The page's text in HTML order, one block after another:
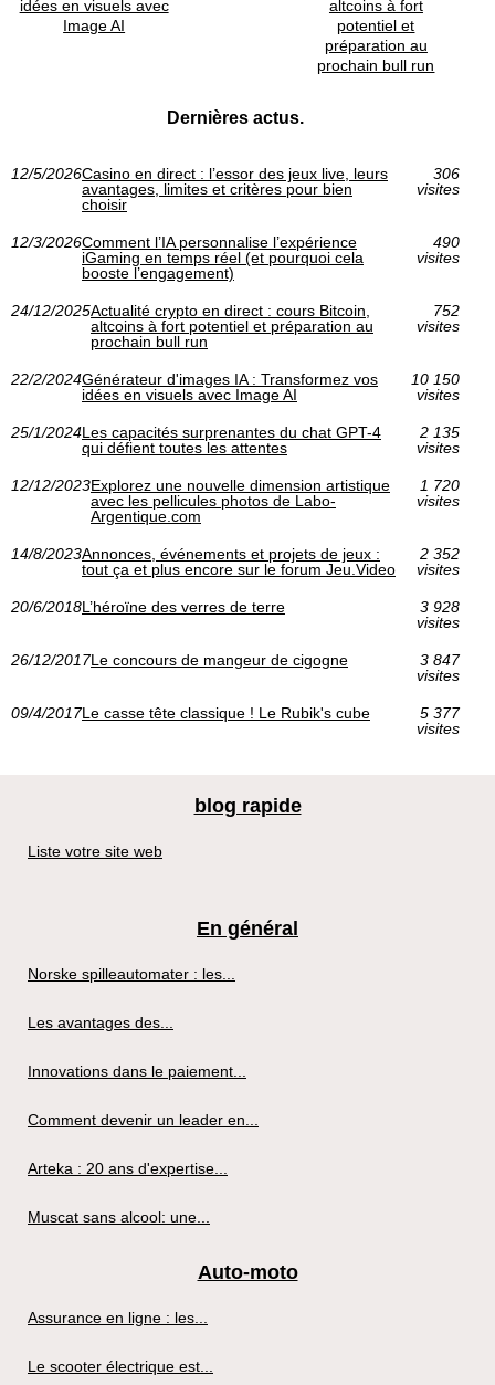
idées en visuels avec
Image AI
altcoins à fort
potentiel et
préparation au
prochain bull run
Dernières actus.
12/5/2026Casino en direct : l’essor des jeux live, leurs
avantages, limites et critères pour bien
choisir
306
visites
12/3/2026Comment l’IA personnalise l’expérience
iGaming en temps réel (et pourquoi cela
booste l’engagement)
490
visites
24/12/2025Actualité crypto en direct : cours Bitcoin,
altcoins à fort potentiel et préparation au
prochain bull run
752
visites
22/2/2024Générateur d'images IA : Transformez vos
idées en visuels avec Image AI
10 150
visites
25/1/2024Les capacités surprenantes du chat GPT-4
qui défient toutes les attentes
2 135
visites
12/12/2023Explorez une nouvelle dimension artistique
avec les pellicules photos de Labo-
Argentique.com
1 720
visites
14/8/2023Annonces, événements et projets de jeux :
tout ça et plus encore sur le forum Jeu.Video
2 352
visites
20/6/2018L’héroïne des verres de terre
3 928
visites
26/12/2017Le concours de mangeur de cigogne
3 847
visites
09/4/2017Le casse tête classique ! Le Rubik's cube
5 377
visites
blog rapide
Liste votre site web
En général
Norske spilleautomater : les...
Les avantages des...
Innovations dans le paiement...
Comment devenir un leader en...
Arteka : 20 ans d'expertise...
Muscat sans alcool: une...
Auto-moto
Assurance en ligne : les...
Le scooter électrique est...